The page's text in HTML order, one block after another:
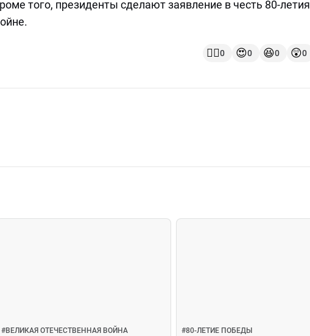
того, президенты сделают заявление в честь 80-летия
👍🏻0 😍0 😆0 😲0
#ВЕЛИКАЯ ОТЕЧЕСТВЕННАЯ ВОЙНА #80-ЛЕТИЕ ПОБЕДЫ